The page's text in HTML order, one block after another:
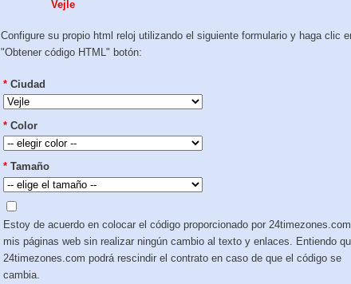
Vejle
Configure su propio html reloj utilizando el siguiente formulario y haga clic
"Obtener código HTML" botón:
* Ciudad
* Color
* Tamaño
Estoy de acuerdo en colocar el código proporcionado por
mis páginas web sin realizar ningún cambio al texto y enlaces. Entiendo
24timezones.com podrá rescindir el contrato en caso de que el código se
cambia.